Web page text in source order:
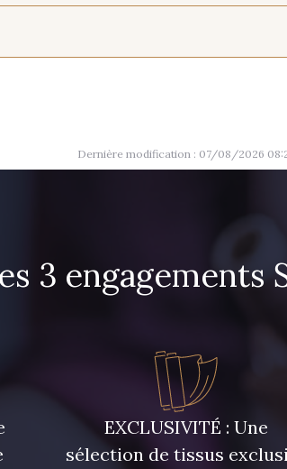
Dernière modification : 07/08/2026
3 engagements
EXCLUSIVITÉ : Une
sélection de tissus